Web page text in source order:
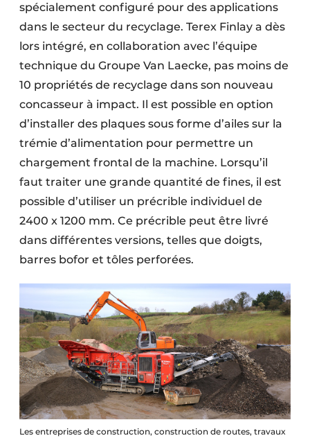
spécialement configuré pour des applications
dans le secteur du recyclage. Terex Finlay a dès
lors intégré, en collaboration avec l’équipe
technique du Groupe Van Laecke, pas moins de
10 propriétés de recyclage dans son nouveau
concasseur à impact. Il est possible en option
d’installer des plaques sous forme d’ailes sur la
trémie d’alimentation pour permettre un
chargement frontal de la machine. Lorsqu’il
faut traiter une grande quantité de fines, il est
possible d’utiliser un précrible individuel de
2400 x 1200 mm. Ce précrible peut être livré
dans différentes versions, telles que doigts,
barres bofor et tôles perforées.
Les entreprises de construction, construction de routes, travaux